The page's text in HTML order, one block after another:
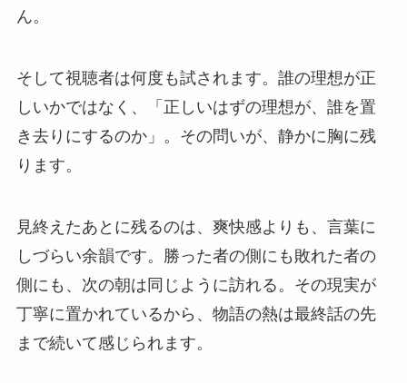
ん。
そして視聴者は何度も試されます。誰の理想が正
しいかではなく、「正しいはずの理想が、誰を置
き去りにするのか」。その問いが、静かに胸に残
ります。
見終えたあとに残るのは、爽快感よりも、言葉に
しづらい余韻です。勝った者の側にも敗れた者の
側にも、次の朝は同じように訪れる。その現実が
丁寧に置かれているから、物語の熱は最終話の先
まで続いて感じられます。